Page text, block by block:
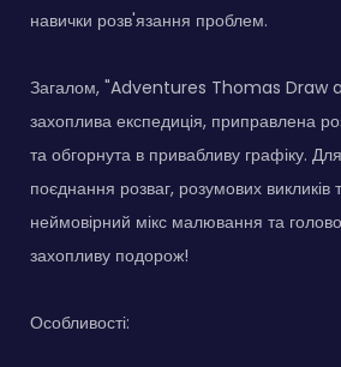
навички розв'язання проблем.
Загалом, "Adventures Thomas Draw
захоплива експедиція, приправлена
та обгорнута в привабливу графіку. Для
поєднання розваг, розумових викликів
неймовірний мікс малювання та
захопливу подорож!
Особливості: